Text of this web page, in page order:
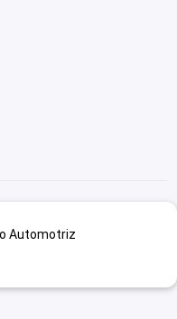
Automotriz